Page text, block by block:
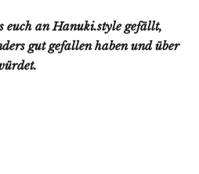
euch an Hanuki.style gefällt,
gut gefallen haben und über